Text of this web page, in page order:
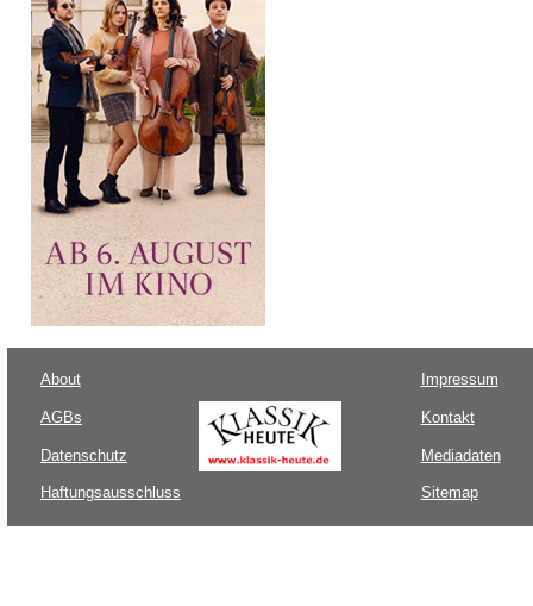
About
AGBs
Datenschutz
Haftungsausschluss
Impressum
Kontakt
Mediadaten
Sitemap